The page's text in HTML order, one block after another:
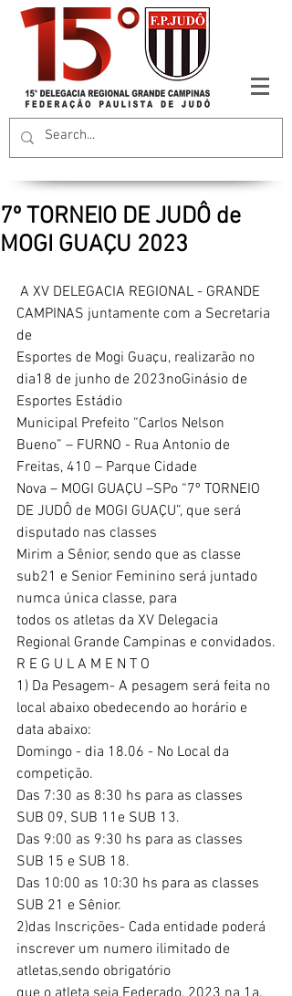
7º TORNEIO DE JUDÔ de
MOGI GUAÇU 2023
CAMPINAS juntamente com a Secretaria
de
Esportes de Mogi Guaçu, realizarão no
dia18 de junho de 2023noGinásio de
Esportes Estádio
Municipal Prefeito “Carlos Nelson
Bueno” – FURNO - Rua Antonio de
Freitas, 410 – Parque Cidade
Nova – MOGI GUAÇU –SPo “7º TORNEIO
DE JUDÔ de MOGI GUAÇU”, que será
disputado nas classes
Mirim a Sênior, sendo que as classe
sub21 e Senior Feminino será juntado
numca única classe, para
todos os atletas da XV Delegacia
Regional Grande Campinas e convidados.
R E G U L A M E N T O
1) Da Pesagem- A pesagem será feita no
local abaixo obedecendo ao horário e
data abaixo:
Domingo - dia 18.06 - No Local da
competição.
Das 7:30 as 8:30 hs para as classes
SUB 09, SUB 11e SUB 13.
Das 9:00 as 9:30 hs para as classes
SUB 15 e SUB 18.
Das 10:00 as 10:30 hs para as classes
SUB 21 e Sênior.
2)das Inscrições- Cada entidade poderá
inscrever um numero ilimitado de
atletas,sendo obrigatório